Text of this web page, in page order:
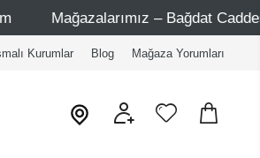
– Bağdat Caddesi 1 -
Kurumlar Blog Mağaza Yorumları